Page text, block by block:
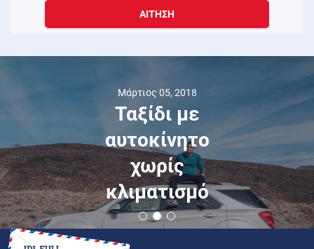
ΑΊΤΗΣΗ
Μάρτιος 05, 2018
Ταξίδι με
αυτοκίνητο
χωρίς
κλιματισμό